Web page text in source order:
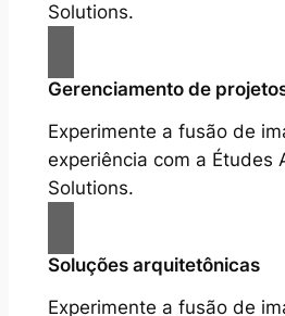
Solutions.
Gerenciamento de
Experimente a fusão de
experiência com a Études
Solutions.
Soluções arquitetônicas
Experimente a fusão de